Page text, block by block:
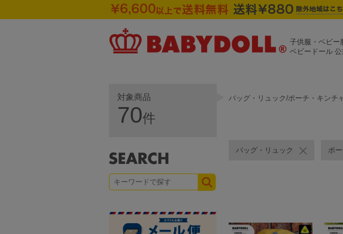
子供服・ベビー
ベビードール
バッグ・リュック/ポーチ・キンチ
バッグ・リュック ポ
対象商品
70件